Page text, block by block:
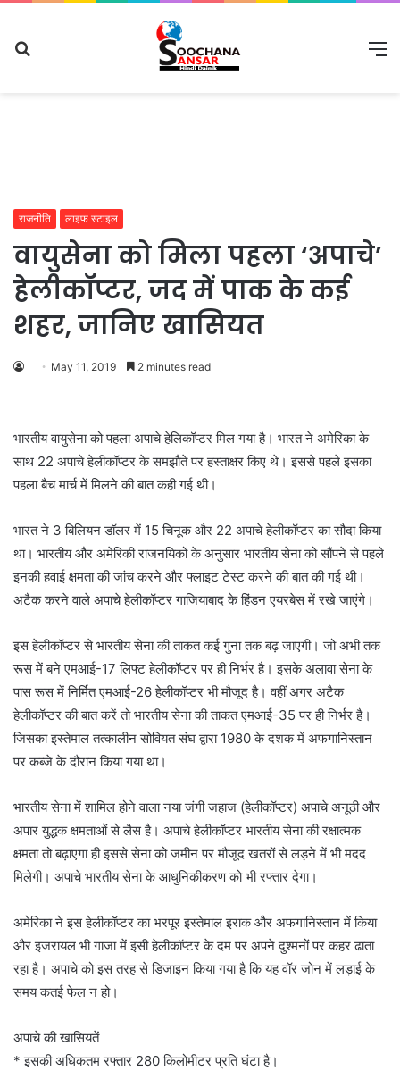
राजनीति लाइफ स्टाइल
वायुसेना को मिला पहला ‘अपाचे’
हेलीकॉप्टर, जद में पाक के कई
शहर, जानिए खासियत
May 11, 2019 2 minutes read
भारतीय वायुसेना को पहला अपाचे हेलिकॉप्टर मिल गया है। भारत ने अमेरिका के
साथ 22 अपाचे हेलीकॉप्टर के समझौते पर हस्ताक्षर किए थे। इससे पहले इसका
पहला बैच मार्च में मिलने की बात कही गई थी।
भारत ने 3 बिलियन डॉलर में 15 चिनूक और 22 अपाचे हेलीकॉप्टर का सौदा किया
था। भारतीय और अमेरिकी राजनयिकों के अनुसार भारतीय सेना को सौंपने से पहले
इनकी हवाई क्षमता की जांच करने और फ्लाइट टेस्ट करने की बात की गई थी।
अटैक करने वाले अपाचे हेलीकॉप्टर गाजियाबाद के हिंडन एयरबेस में रखे जाएंगे।
इस हेलीकॉप्टर से भारतीय सेना की ताकत कई गुना तक बढ़ जाएगी। जो अभी तक
रूस में बने एमआई-17 लिफ्ट हेलीकॉप्टर पर ही निर्भर है। इसके अलावा सेना के
पास रूस में निर्मित एमआई-26 हेलीकॉप्टर भी मौजूद है। वहीं अगर अटैक
हेलीकॉप्टर की बात करें तो भारतीय सेना की ताकत एमआई-35 पर ही निर्भर है।
जिसका इस्तेमाल तत्कालीन सोवियत संघ द्वारा 1980 के दशक में अफगानिस्तान
पर कब्जे के दौरान किया गया था।
भारतीय सेना में शामिल होने वाला नया जंगी जहाज (हेलीकॉप्टर) अपाचे अनूठी और
अपार युद्धक क्षमताओं से लैस है। अपाचे हेलीकॉप्टर भारतीय सेना की रक्षात्मक
क्षमता तो बढ़ाएगा ही इससे सेना को जमीन पर मौजूद खतरों से लड़ने में भी मदद
मिलेगी। अपाचे भारतीय सेना के आधुनिकीकरण को भी रफ्तार देगा।
अमेरिका ने इस हेलीकॉप्टर का भरपूर इस्तेमाल इराक और अफगानिस्तान में किया
और इजरायल भी गाजा में इसी हेलीकॉप्टर के दम पर अपने दुश्मनों पर कहर ढाता
रहा है। अपाचे को इस तरह से डिजाइन किया गया है कि यह वॉर जोन में लड़ाई के
समय कतई फेल न हो।
अपाचे की खासियतें
* इसकी अधिकतम रफ्तार 280 किलोमीटर प्रति घंटा है।